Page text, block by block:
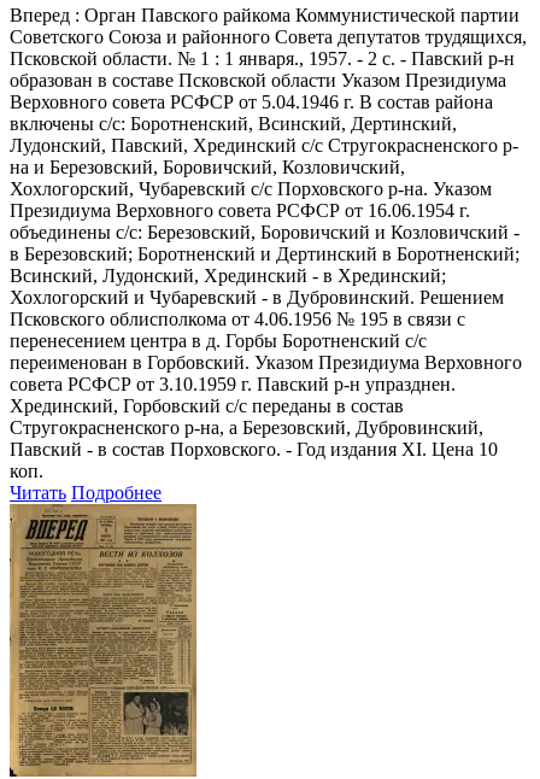
Вперед : Орган Павского райкома Коммунистической партии
Советского Союза и районного Совета депутатов трудящихся,
Псковской области. № 1 : 1 января., 1957. - 2 с. - Павский р-н
образован в составе Псковской области Указом Президиума
Верховного совета РСФСР от 5.04.1946 г. В состав района
включены с/с: Боротненский, Всинский, Дертинский,
Лудонский, Павский, Хрединский с/с Стругокрасненского р-
на и Березовский, Боровичский, Козловичский,
Хохлогорский, Чубаревский с/с Порховского р-на. Указом
Президиума Верховного совета РСФСР от 16.06.1954 г.
объединены с/с: Березовский, Боровичский и Козловичский -
в Березовский; Боротненский и Дертинский в Боротненский;
Всинский, Лудонский, Хрединский - в Хрединский;
Хохлогорский и Чубаревский - в Дубровинский. Решением
Псковского облисполкома от 4.06.1956 № 195 в связи с
перенесением центра в д. Горбы Боротненский с/с
переименован в Горбовский. Указом Президиума Верховного
совета РСФСР от 3.10.1959 г. Павский р-н упразднен.
Хрединский, Горбовский с/с переданы в состав
Стругокрасненского р-на, а Березовский, Дубровинский,
Павский - в состав Порховского. - Год издания XI. Цена 10
коп.
Читать Подробнее